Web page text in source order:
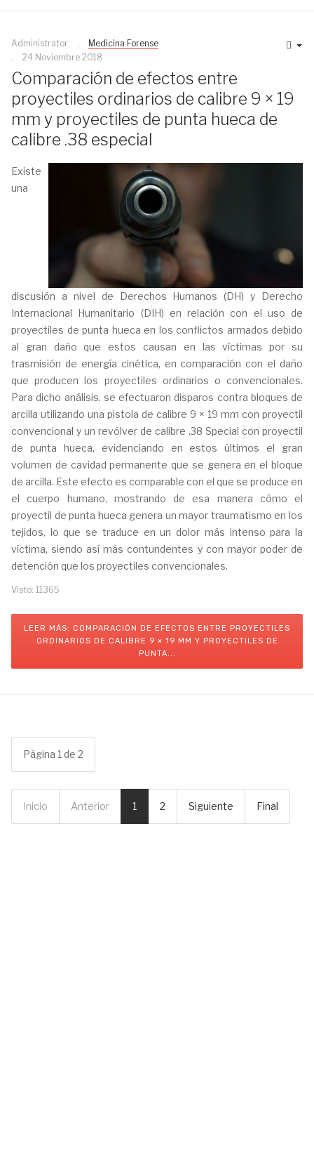
Administrator
Medicina Forense
24 Noviembre 2018
Comparación de efectos entre
proyectiles ordinarios de calibre 9 × 19
mm y proyectiles de punta hueca de
calibre .38 especial
Existe
una
discusión a nivel de Derechos Humanos (DH) y Derecho
Internacional Humanitario (DIH) en relación con el uso de
proyectiles de punta hueca en los conflictos armados debido
al gran daño que estos causan en las víctimas por su
trasmisión de energía cinética, en comparación con el daño
que producen los proyectiles ordinarios o convencionales.
Para dicho análisis, se efectuaron disparos contra bloques de
arcilla utilizando una pistola de calibre 9 × 19 mm con proyectil
convencional y un revólver de calibre .38 Special con proyectil
de punta hueca, evidenciando en estos últimos el gran
volumen de cavidad permanente que se genera en el bloque
de arcilla. Este efecto es comparable con el que se produce en
el cuerpo humano, mostrando de esa manera cómo el
proyectil de punta hueca genera un mayor traumatismo en los
tejidos, lo que se traduce en un dolor más intenso para la
víctima, siendo así más contundentes y con mayor poder de
detención que los proyectiles convencionales.
Visto: 11365
LEER MÁS: COMPARACIÓN DE EFECTOS ENTRE PROYECTILES
ORDINARIOS DE CALIBRE 9 × 19 MM Y PROYECTILES DE
PUNTA...
Página 1 de 2
Inicio Anterior 1 2 Siguiente Final